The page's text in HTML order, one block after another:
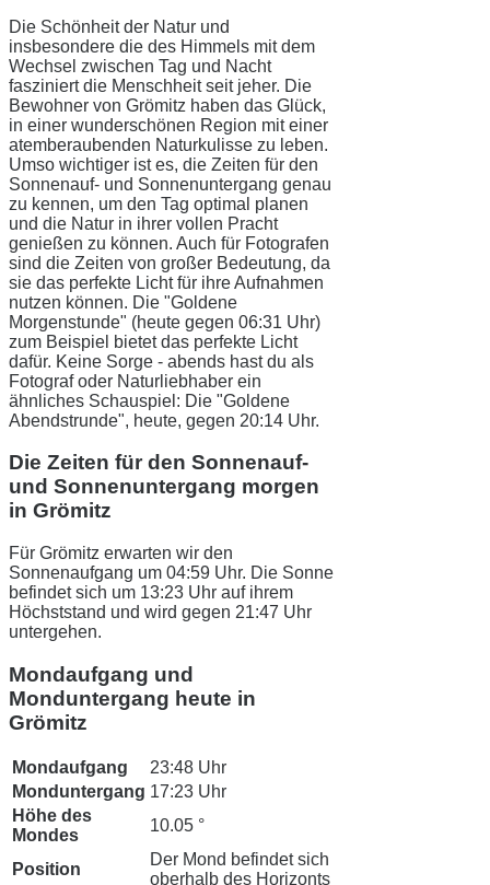
Die Schönheit der Natur und
insbesondere die des Himmels mit dem
Wechsel zwischen Tag und Nacht
fasziniert die Menschheit seit jeher. Die
Bewohner von Grömitz haben das Glück,
in einer wunderschönen Region mit einer
atemberaubenden Naturkulisse zu leben.
Umso wichtiger ist es, die Zeiten für den
Sonnenauf- und Sonnenuntergang genau
zu kennen, um den Tag optimal planen
und die Natur in ihrer vollen Pracht
genießen zu können. Auch für Fotografen
sind die Zeiten von großer Bedeutung, da
sie das perfekte Licht für ihre Aufnahmen
nutzen können. Die "Goldene
Morgenstunde" (heute gegen 06:31 Uhr)
zum Beispiel bietet das perfekte Licht
dafür. Keine Sorge - abends hast du als
Fotograf oder Naturliebhaber ein
ähnliches Schauspiel: Die "Goldene
Abendstrunde", heute, gegen 20:14 Uhr.
Die Zeiten für den Sonnenauf-
und Sonnenuntergang morgen
in Grömitz
Für Grömitz erwarten wir den
Sonnenaufgang um 04:59 Uhr. Die Sonne
befindet sich um 13:23 Uhr auf ihrem
Höchststand und wird gegen 21:47 Uhr
untergehen.
Mondaufgang und
Monduntergang heute in
Grömitz
Mondaufgang
23:48 Uhr
Monduntergang 17:23 Uhr
Höhe des
Mondes
10.05 °
Position
Der Mond befindet sich
oberhalb des Horizonts